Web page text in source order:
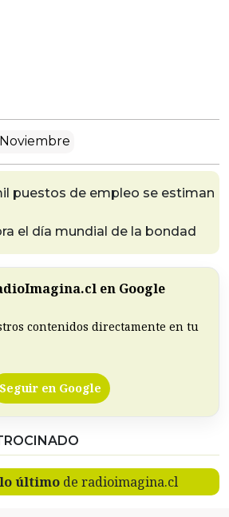
Noviembre
puestos de empleo se estiman
el día mundial de la bondad
en Google
contenidos directamente en tu
Seguir en Google
últimode radioimagina.cl